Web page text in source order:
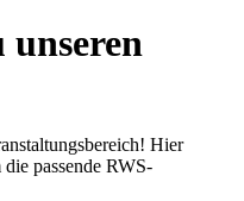
Hier
passende RWS-